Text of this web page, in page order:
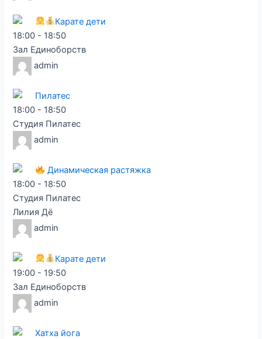
Карате дети
18:00 - 18:50
Зал Единоборств
admin
Пилатес
18:00 - 18:50
Студия Пилатес
admin
Динамическая растяжка
18:00 - 18:50
Студия Пилатес
Лилия Дё
admin
Карате дети
19:00 - 19:50
Зал Единоборств
admin
Хатха йога